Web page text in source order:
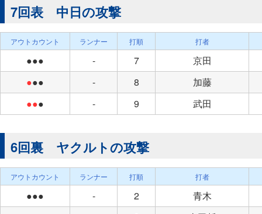
7回表 中日の攻撃
アウトカウント ランナー 打順 打者
●●● - 7
京田
●●● - 8
加藤
●●● - 9 武田
6回裏 ヤクルトの攻撃
アウトカウント ランナー 打順 打者
●●● - 2
青木